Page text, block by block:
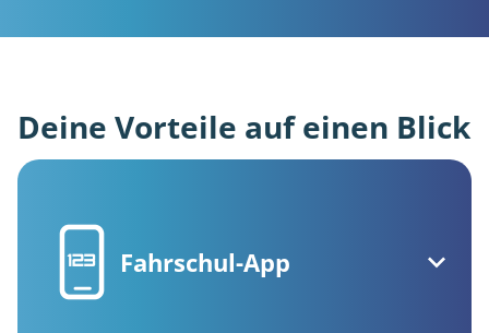
Deine Vorteile auf einen Blick
Fahrschul-App